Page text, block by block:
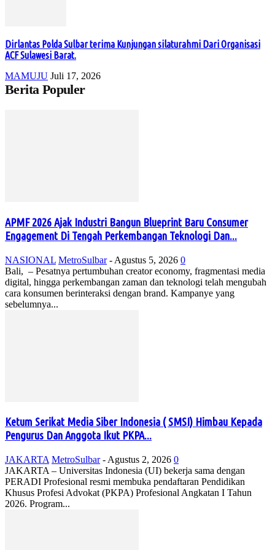
Dirlantas Polda Sulbar terima Kunjungan silaturahmi Dari Organisasi
ACF Sulawesi Barat.
MAMUJU Juli 17, 2026
Berita Populer
APMF 2026 Ajak Industri Bangun Blueprint Baru Consumer
Engagement Di Tengah Perkembangan Teknologi Dan...
NASIONAL MetroSulbar - Agustus 5, 2026 0
Bali, – Pesatnya pertumbuhan creator economy, fragmentasi media
digital, hingga perkembangan zaman dan teknologi telah mengubah
cara konsumen berinteraksi dengan brand. Kampanye yang
sebelumnya...
Ketum Serikat Media Siber Indonesia ( SMSI) Himbau Kepada
Pengurus Dan Anggota Ikut PKPA...
JAKARTA MetroSulbar - Agustus 2, 2026 0
JAKARTA – Universitas Indonesia (UI) bekerja sama dengan
PERADI Profesional resmi membuka pendaftaran Pendidikan
Khusus Profesi Advokat (PKPA) Profesional Angkatan I Tahun
2026. Program...